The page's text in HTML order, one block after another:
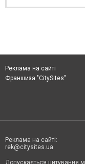
Реклама на сайті
Франшиза "CitySites"
Реклама на сайті:
rek@citysites.ua